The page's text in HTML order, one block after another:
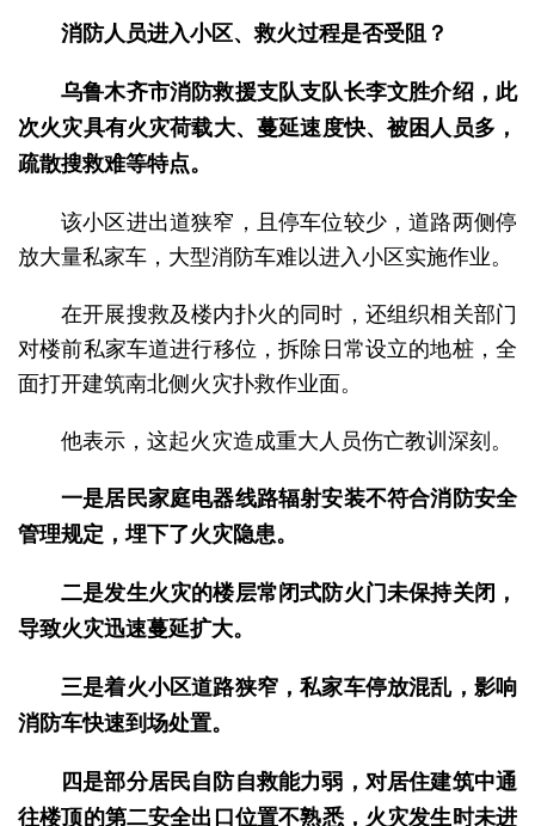
消防人员进入小区、救火过程是否受阻？
乌鲁木齐市消防救援支队支队长李文胜介绍，此
次火灾具有火灾荷载大、蔓延速度快、被困人员多，
疏散搜救难等特点。
该小区进出道狭窄，且停车位较少，道路两侧停
放大量私家车，大型消防车难以进入小区实施作业。
在开展搜救及楼内扑火的同时，还组织相关部门
对楼前私家车道进行移位，拆除日常设立的地桩，全
面打开建筑南北侧火灾扑救作业面。
他表示，这起火灾造成重大人员伤亡教训深刻。
一是居民家庭电器线路辐射安装不符合消防安全
管理规定，埋下了火灾隐患。
二是发生火灾的楼层常闭式防火门未保持关闭，
导致火灾迅速蔓延扩大。
三是着火小区道路狭窄，私家车停放混乱，影响
消防车快速到场处置。
四是部分居民自防自救能力弱，对居住建筑中通
往楼顶的第二安全出口位置不熟悉，火灾发生时未进